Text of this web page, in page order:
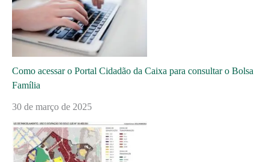
Como acessar o Portal Cidadão da Caixa para consultar o Bolsa
Família
30 de março de 2025